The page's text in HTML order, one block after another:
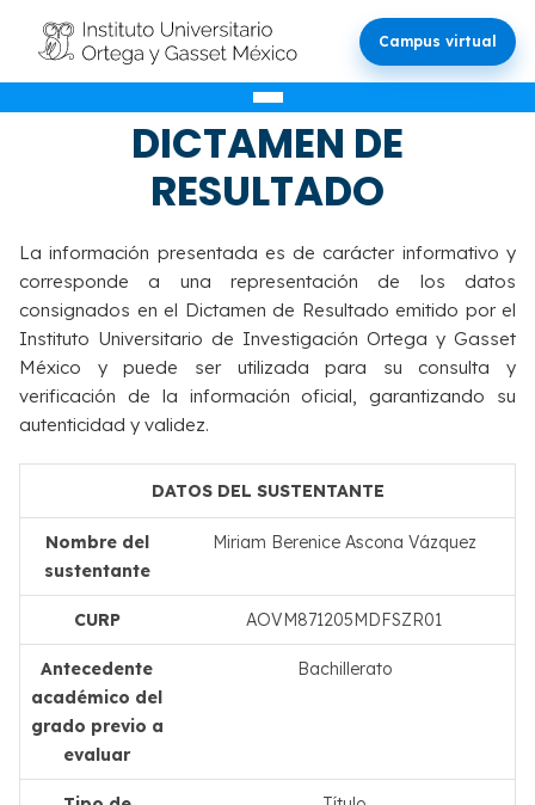
Campus virtual
VALIDACIÓN DEL
DICTAMEN DE
RESULTADO
La información presentada es de carácter informativo y
corresponde a una representación de los datos
consignados en el Dictamen de Resultado emitido por el
Instituto Universitario de Investigación Ortega y Gasset
México y puede ser utilizada para su consulta y
verificación de la información oficial, garantizando su
autenticidad y validez.
DATOS DEL SUSTENTANTE
Nombre del
sustentante
Miriam Berenice Ascona Vázquez
CURP AOVM871205MDFSZR01
Antecedente
académico del
grado previo a
evaluar
Bachillerato